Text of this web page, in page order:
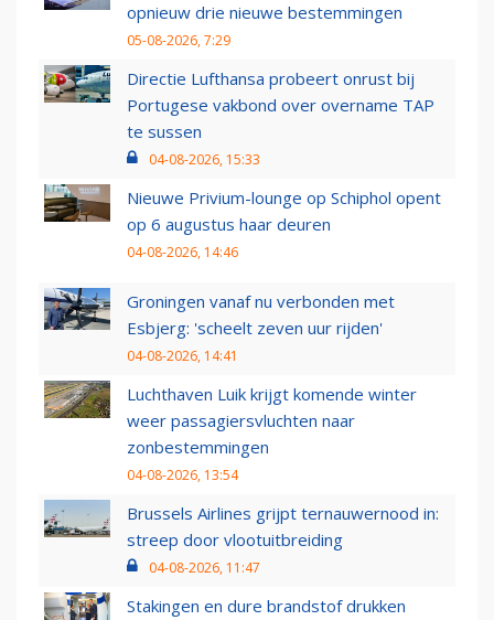
opnieuw drie nieuwe bestemmingen
05-08-2026, 7:29
Directie Lufthansa probeert onrust bij
Portugese vakbond over overname TAP
te sussen
04-08-2026, 15:33
Nieuwe Privium-lounge op Schiphol opent
op 6 augustus haar deuren
04-08-2026, 14:46
Groningen vanaf nu verbonden met
Esbjerg: 'scheelt zeven uur rijden'
04-08-2026, 14:41
Luchthaven Luik krijgt komende winter
weer passagiersvluchten naar
zonbestemmingen
04-08-2026, 13:54
Brussels Airlines grijpt ternauwernood in:
streep door vlootuitbreiding
04-08-2026, 11:47
Stakingen en dure brandstof drukken